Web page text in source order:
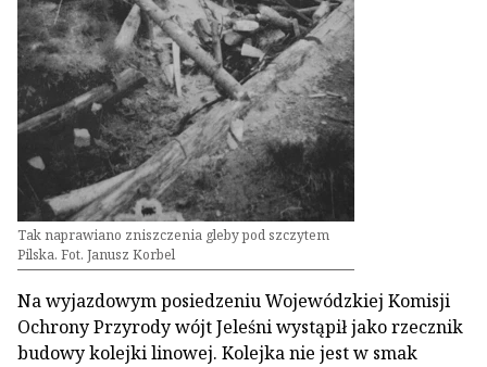
Tak naprawiano zniszczenia gleby pod szczytem
Pilska. Fot. Janusz Korbel
Na wyjazdowym posiedzeniu Wojewódzkiej Komisji
Ochrony Przyrody wójt Jeleśni wystąpił jako rzecznik
budowy kolejki linowej. Kolejka nie jest w smak